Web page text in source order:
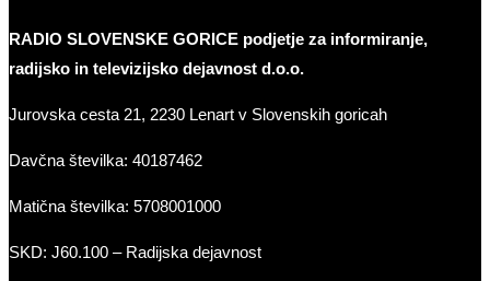
RADIO SLOVENSKE GORICE podjetje za informiranje,
radijsko in televizijsko dejavnost d.o.o.
Jurovska cesta 21, 2230 Lenart v Slovenskih goricah
Davčna številka: 40187462
Matična številka: 5708001000
SKD: J60.100 – Radijska dejavnost